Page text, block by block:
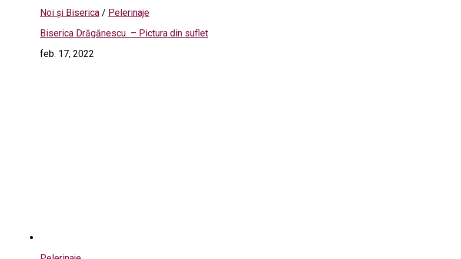
Noi și Biserica / Pelerinaje
Biserica Drăgănescu – Pictura din suflet
feb. 17, 2022